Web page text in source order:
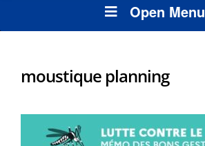
Open Menu
moustique planning